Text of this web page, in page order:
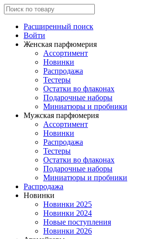
Расширенный поиск
Войти
Женская парфюмерия
Ассортимент
Новинки
Распродажа
Тестеры
Остатки во флаконах
Подарочные наборы
Миниатюры и пробники
Мужская парфюмерия
Ассортимент
Новинки
Распродажа
Тестеры
Остатки во флаконах
Подарочные наборы
Миниатюры и пробники
Распродажа
Новинки
Новинки 2025
Новинки 2024
Новые поступления
Новинки 2026